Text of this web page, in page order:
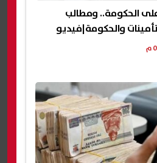
على الحكومة.. ومطالب
والحكومة|فيديو